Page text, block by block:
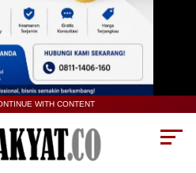
WITH CONTENT